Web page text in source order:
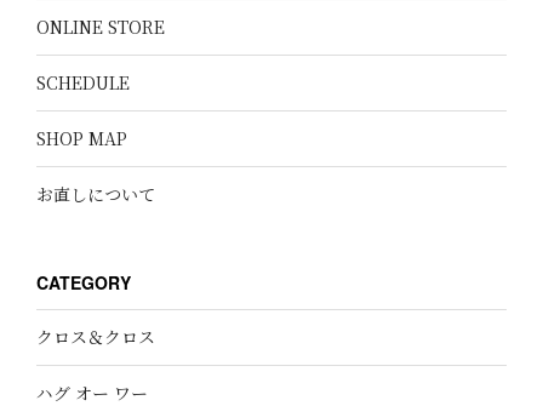
ONLINE STORE
SCHEDULE
SHOP MAP
お直しについて
CATEGORY
クロス＆クロス
ハグ オー ワー